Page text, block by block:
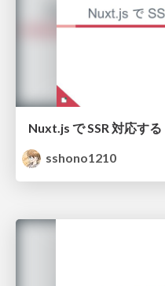
Nuxt.js で SSR 対応する
sshono1210